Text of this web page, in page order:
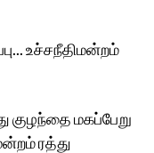
உச்சநீதிமன்றம்
குழந்தை மகப்பேறு
ரத்து